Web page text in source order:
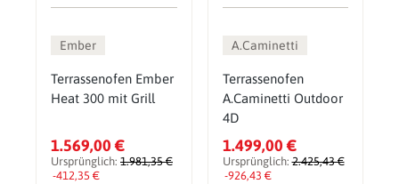
Ember
Terrassenofen Ember
Heat 300 mit Grill
1.569,00 €
Ursprünglich: 1.981,35 €
-412,35 €
A.Caminetti
Terrassenofen
A.Caminetti Outdoor
4D
1.499,00 €
Ursprünglich:2.425,43 €
-926,43 €